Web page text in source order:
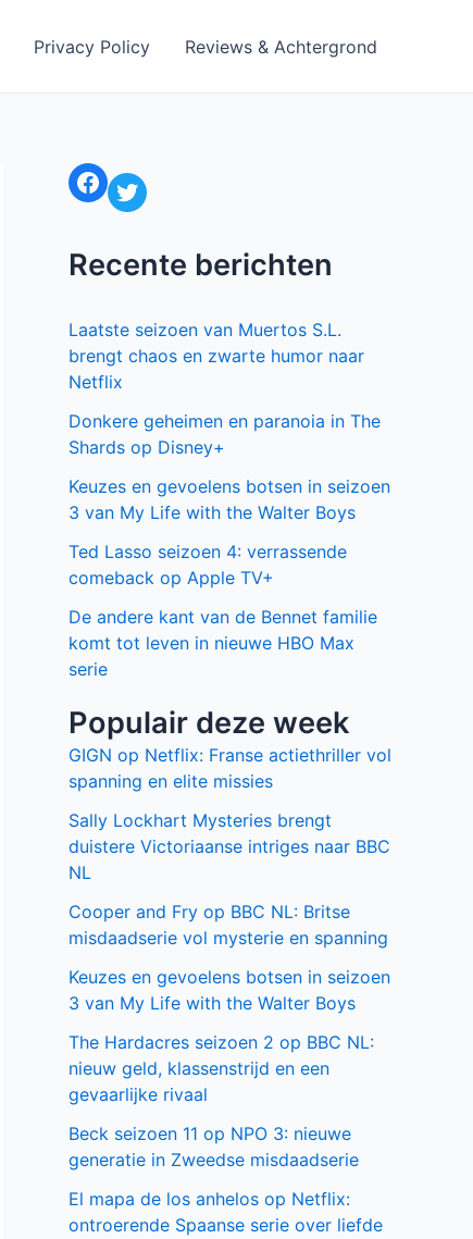
Privacy Policy Reviews & Achtergrond
Facebook Twitter
Recente berichten
Laatste seizoen van Muertos S.L.
brengt chaos en zwarte humor naar
Netflix
Donkere geheimen en paranoia in The
Shards op Disney+
Keuzes en gevoelens botsen in seizoen
3 van My Life with the Walter Boys
Ted Lasso seizoen 4: verrassende
comeback op Apple TV+
De andere kant van de Bennet familie
komt tot leven in nieuwe HBO Max
serie
Populair deze week
GIGN op Netflix: Franse actiethriller vol
spanning en elite missies
Sally Lockhart Mysteries brengt
duistere Victoriaanse intriges naar BBC
NL
Cooper and Fry op BBC NL: Britse
misdaadserie vol mysterie en spanning
Keuzes en gevoelens botsen in seizoen
3 van My Life with the Walter Boys
The Hardacres seizoen 2 op BBC NL:
nieuw geld, klassenstrijd en een
gevaarlijke rivaal
Beck seizoen 11 op NPO 3: nieuwe
generatie in Zweedse misdaadserie
El mapa de los anhelos op Netflix:
ontroerende Spaanse serie over liefde